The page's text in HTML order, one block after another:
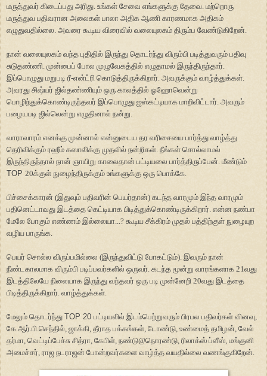
மருத்துவர் கிடைப்பது அரிது. உங்கள் சேவை எங்களுக்கு தேவை. மற்றொரு
மருத்துவ பதிவரான அலைகள் பாலா அதிக ஆணி காரணமாக அதிகம்
எழுதுவதில்லை. அவரை கூடிய விரைவில் வலையுலகம் திரும்ப வேண்டுகிறேன்.
நான் வலையுலகம் வந்த புதிதில் இருந்து தொடர்ந்து விரும்பி படித்துவரும் பதிவு
சுடுதண்ணி. முன்பைப் போல முழுவேகத்தில் எழுதாமல் இருந்திருந்தார்.
இப்பொழுது மறுபடி ரீ-என்ட்ரி கொடுத்திருக்கிறார். அவருக்கும் வாழ்த்துக்கள்.
அவரது சிஷ்யர் ஜில்தண்ணியும் ஒரு காலத்தில் ஓஹோவென்று
பொழிந்துக்கொண்டிருந்தவர் இப்பொழுது ஐஸ்கட்டியாக மாறிவிட்டார். அவரும்
பழையபடி ஜில்லென்று எழுதினால் நன்று.
வாராவாரம் எனக்கு முன்னால் என்னுடைய தர வரிசையை பார்த்து வாழ்த்து
தெரிவிக்கும் ரஹீம் கஸாலிக்கு முதலில் நன்றிகள். நீங்கள் சொல்லாமல்
இருந்திருந்தால் நான் ஞாயிறு காலைதான் பட்டியலை பார்த்திருப்பேன். மீண்டும்
TOP 20க்குள் நுழைந்திருக்கும் உங்களுக்கு ஒரு பொக்கே.
பிச்சைக்காரன் (இதுவும் பதிவரின் பெயர்தான்) கடந்த வாரமும் இந்த வாரமும்
பதினெட்டாவது இடத்தை கெட்டியாக பிடித்துக்கொண்டிருக்கிறார். என்ன நண்பா
மேலே போகும் எண்ணம் இல்லையா...? கூடிய சீக்கிரம் முதல் பத்திற்குள் நுழையுற
வழிய பாருங்க.
பெயர் சொல்ல விருப்பமில்லை (இருந்துவிட்டு போகட்டும்). இவரும் நான்
நீண்டகாலமாக விரும்பி படிப்பவர்களில் ஒருவர். கடந்த மூன்று வாரங்களாக 21வது
இடத்திலேயே நிலையாக இருந்து வந்தவர் ஒரு படி முன்னேறி 20வது இடத்தை
பிடித்திருக்கிறார். வாழ்த்துக்கள்.
மேலும் தொடர்ந்து TOP 20 பட்டியலில் இடம்பெற்றுவரும் பிரபல பதிவர்கள் வினவு,
கே.ஆர்.பி.செந்தில், ஜாக்கி, தீராத பக்கங்கள், டோண்டு, உண்மைத் தமிழன், வேல்
தர்மா, வெட்டிப்பேச்சு சித்ரா, கேபிள், நண்டு@நொரண்டு, ரிலாக்ஸ் ப்ளீஸ், மங்குனி
அமைச்சர், ராஜ நடராஜன் போன்றவர்களை வாழ்த்த வயதில்லை வணங்குகிறேன்.